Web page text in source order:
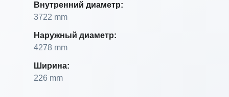
Внутренний диаметр:
3722 mm
Наружный диаметр:
4278 mm
Ширина:
226 mm